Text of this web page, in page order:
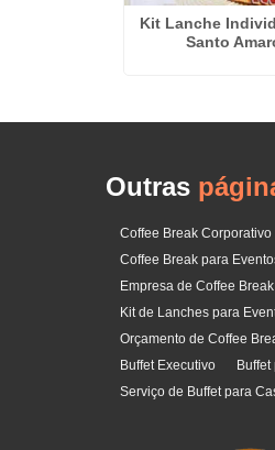
Kit Lanche
Santo
Outras
Coffee Break Corporativo
Coffee Break para
Empresa de Coffee Break
Kit de Lanches para
Orçamento de Coffee
Buffet Executivo
Serviço de Buffet para